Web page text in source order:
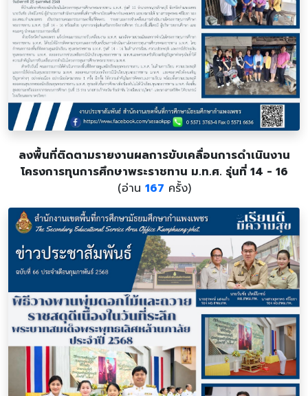
ลงพื้นที่ติดตามรายงานผลการขับเคลื่อนการดำเนินงาน
โครงการทุนการศึกษาพระราชทาน ม.ท.ศ. รุ่นที่ 14 - 16
(อ่าน 167 ครั้ง)